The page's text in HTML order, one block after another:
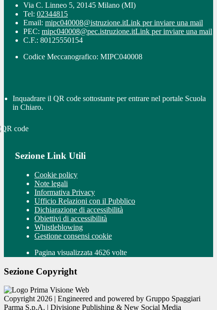
Via C. Linneo 5, 20145 Milano (MI)
Tel: 02344815
Email: mipc040008@istruzione.itLink per inviare una mail
PEC: mipc040008@pec.istruzione.itLink per inviare una mail
C.F.: 80125550154
Codice Meccanografico: MIPC040008
Inquadrare il QR code sottostante per entrare nel portale Scuola
in Chiaro.
Sezione Link Utili
Cookie policy
Note legali
Informativa Privacy
Ufficio Relazioni con il Pubblico
Dichiarazione di accessibilità
Obiettivi di accessibilità
Whistleblowing
Gestione consensi cookie
Pagina visualizzata 4626 volte
Sezione Copyright
Copyright 2026 | Engineered and powered by Gruppo Spaggiari
Parma S.p.A. | Divisione Publishing & New Social Media